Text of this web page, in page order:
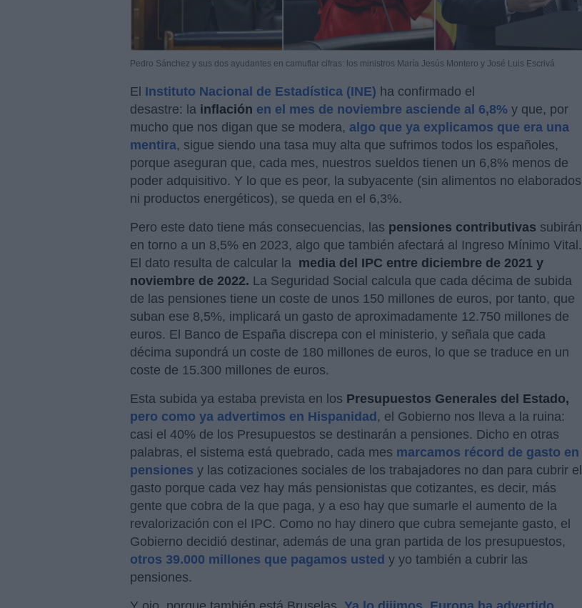
Pedro Sánchez y sus dos ayudantes en camuflar cifras: los ministros María Jesús Montero y José Luis Escrivá
El Instituto Nacional de Estadística (INE) ha confirmado el
desastre: la inflación en el mes de noviembre asciende al 6,8% y que, por
mucho que nos digan que se modera, algo que ya explicamos que era una
mentira, sigue siendo una tasa muy alta que sufrimos todos los españoles,
porque aseguran que, cada mes, nuestros sueldos tienen un 6,8% menos de
poder adquisitivo. Y lo que es peor, la subyacente (sin alimentos no elaborados
ni productos energéticos), se queda en el 6,3%.
Pero este dato tiene más consecuencias, las pensiones contributivas subirán
en torno a un 8,5% en 2023, algo que también afectará al Ingreso Mínimo Vital.
El dato resulta de calcular la media del IPC entre diciembre de 2021 y
noviembre de 2022. La Seguridad Social calcula que cada décima de subida
de las pensiones tiene un coste de unos 150 millones de euros, por tanto, que
suban ese 8,5%, implicará un gasto de aproximadamente 12.750 millones de
euros. El Banco de España discrepa con el ministerio, y señala que cada
décima supondrá un coste de 180 millones de euros, lo que se traduce en un
coste de 15.300 millones de euros.
Esta subida ya estaba prevista en los Presupuestos Generales del Estado,
pero como ya advertimos en Hispanidad , el Gobierno nos lleva a la ruina:
casi el 40% de los Presupuestos se destinarán a pensiones. Dicho en otras
palabras, el sistema está quebrado, cada mes marcamos récord de gasto en
pensiones y las cotizaciones sociales de los trabajadores no dan para cubrir el
gasto porque cada vez hay más pensionistas que cotizantes, es decir, más
gente que cobra de la que paga, y a eso hay que sumarle el aumento de la
revalorización con el IPC. Como no hay dinero que cubra semejante gasto, el
Gobierno decidió destinar, además de una gran partida de los presupuestos,
otros 39.000 millones que pagamos usted y yo también a cubrir las
pensiones.